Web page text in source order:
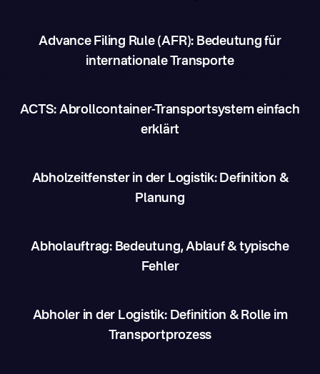
Advance Filing Rule (AFR): Bedeutung für
internationale Transporte
ACTS: Abrollcontainer-Transportsystem einfach
erklärt
Abholzeitfenster in der Logistik: Definition &
Planung
Abholauftrag: Bedeutung, Ablauf & typische
Fehler
Abholer in der Logistik: Definition & Rolle im
Transportprozess